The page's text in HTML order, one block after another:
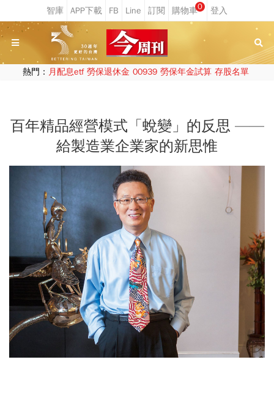
0
熱門： 月配息etf 勞保退休金 00939 勞保年金試算 存股名單
百年精品經營模式「蛻變」的反思 ——
給製造業企業家的新思惟